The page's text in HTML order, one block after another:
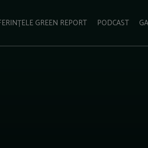
GREEN REPORT PODCAST
SCHIMBĂRI CLIMATICE